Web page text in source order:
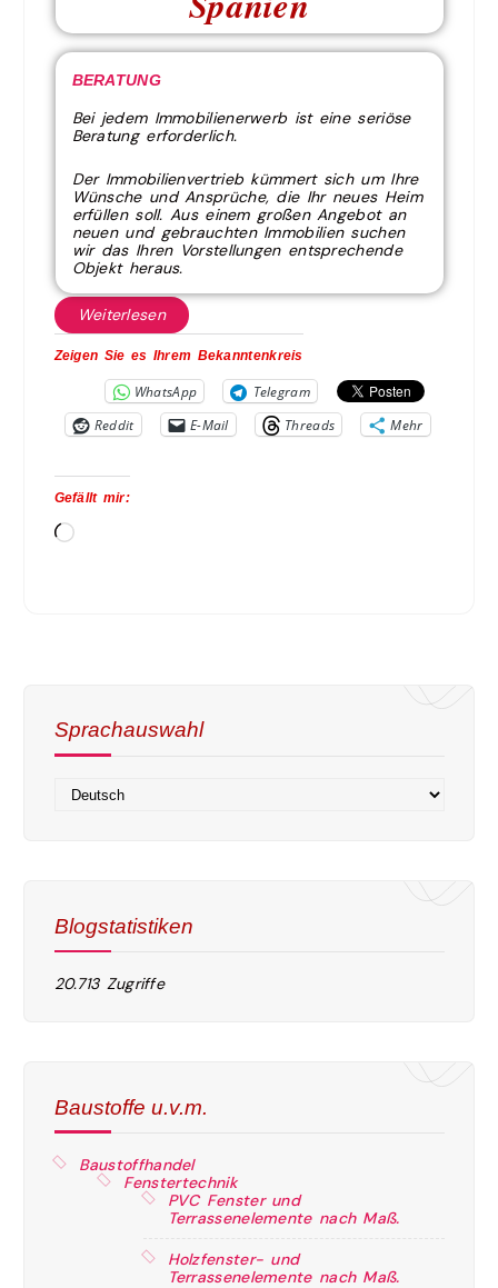
BERATUNG
Bei jedem Immobilienerwerb ist eine seriöse
Beratung erforderlich.
Der Immobilienvertrieb kümmert sich um Ihre
Wünsche und Ansprüche, die Ihr neues Heim
erfüllen soll. Aus einem großen Angebot an
neuen und gebrauchten Immobilien suchen
wir das Ihren Vorstellungen entsprechende
Objekt heraus.
Weiterlesen
Zeigen Sie es Ihrem Bekanntenkreis
WhatsApp
Telegram
Reddit
E-Mail Threads Mehr
Gefällt mir:
Sprachauswahl
Blogstatistiken
20.713 Zugriffe
Baustoffe u.v.m.
Baustoffhandel
Fenstertechnik
PVC Fenster und
Terrassenelemente nach Maß.
Holzfenster- und
Terrassenelemente nach Maß.